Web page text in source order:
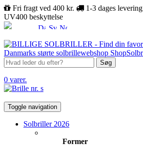
Fri fragt ved 400 kr. 1-3 dages levering
UV400 beskyttelse
Søg
0 varer.
Toggle navigation
Solbriller 2026
Former